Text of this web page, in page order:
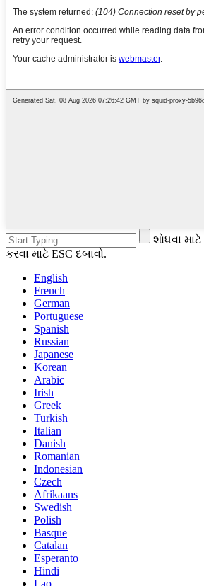
શોધવા
કરવા માટે ESC દબાવો.
English
French
German
Portuguese
Spanish
Russian
Japanese
Korean
Arabic
Irish
Greek
Turkish
Italian
Danish
Romanian
Indonesian
Czech
Afrikaans
Swedish
Polish
Basque
Catalan
Esperanto
Hindi